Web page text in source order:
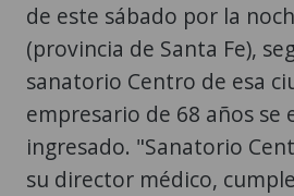
de este sábado por la
(provincia de Santa Fe),
sanatorio Centro de esa
empresario de 68 años se
ingresado. "Sanatorio
su director médico,